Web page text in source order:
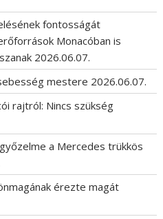
fontosságát
Monacóban is
2026.06.07.
mestere 2026.06.07.
rajtról: Nincs szükség
a Mercedes trükkös
érezte magát